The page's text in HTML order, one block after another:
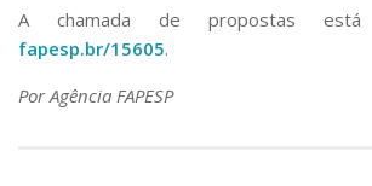
A chamada de propostas está
fapesp.br/15605.
Por Agência FAPESP